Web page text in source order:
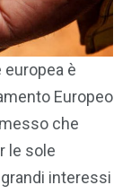
è
Europeo
che
le sole
interessi